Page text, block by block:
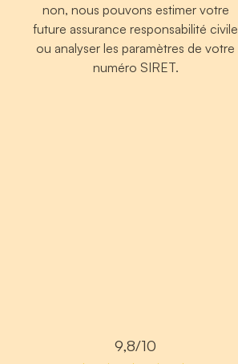
non, nous pouvons estimer votre
future assurance responsabilité civile
ou analyser les paramètres de votre
numéro SIRET.
9,8/10